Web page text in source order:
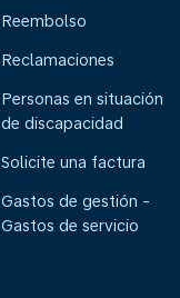
Reembolso
Reclamaciones
Personas en situación
de discapacidad
Solicite una factura
Gastos de gestión -
Gastos de servicio